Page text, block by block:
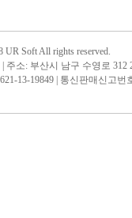
UR Soft All rights reserved.
주소: 부산시 남구 수영로 312
13-19849 | 통신판매신고번